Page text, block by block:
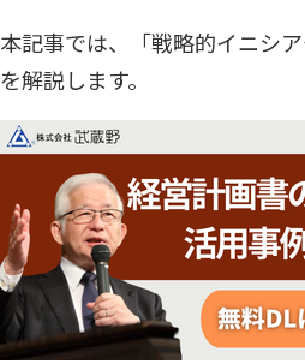
本記事では、「戦略的イニシ
を解説します。